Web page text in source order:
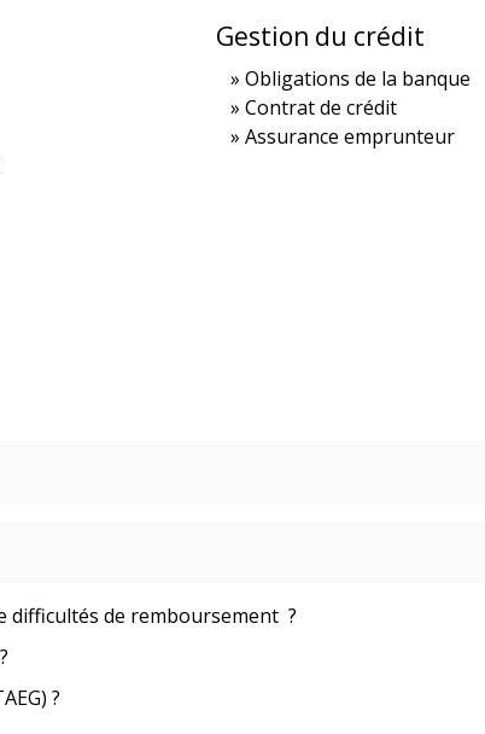
Gestion du crédit
Obligations de la banque
Contrat de crédit
Assurance emprunteur
difficultés de remboursement ?
?